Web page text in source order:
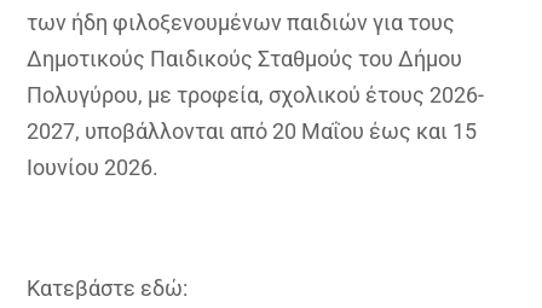
των ήδη φιλοξενουμένων παιδιών για τους
Δημοτικούς Παιδικούς Σταθμούς του Δήμου
Πολυγύρου, με τροφεία, σχολικού έτους 2026-
2027, υποβάλλονται από 20 Μαΐου έως και 15
Ιουνίου 2026.
Κατεβάστε εδώ: